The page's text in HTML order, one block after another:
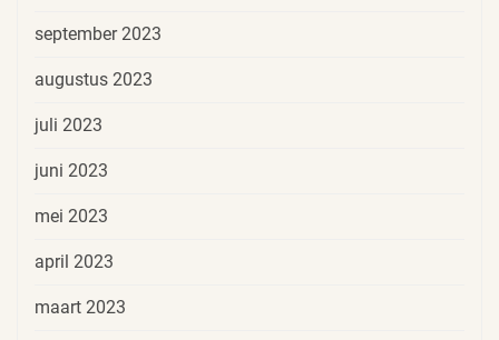
september 2023
augustus 2023
juli 2023
juni 2023
mei 2023
april 2023
maart 2023